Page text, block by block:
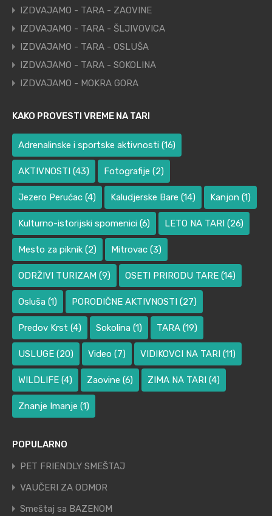
IZDVAJAMO - TARA - ZAOVINE
IZDVAJAMO - TARA - ŠLJIVOVICA
IZDVAJAMO - TARA - OSLUŠA
IZDVAJAMO - TARA - SOKOLINA
IZDVAJAMO - MOKRA GORA
KAKO PROVESTI VREME NA TARI
Adrenalinske i sportske aktivnosti (16)
AKTIVNOSTI (43) Fotografije (2)
Jezero Perućac (4) Kaludjerske Bare (14) Kanjon (1)
Kulturno-istorijski spomenici (6) LETO NA TARI (26)
Mesto za piknik (2) Mitrovac (3)
ODRŽIVI TURIZAM (9) OSETI PRIRODU TARE (14)
Osluša (1) PORODIČNE AKTIVNOSTI (27)
Predov Krst (4) Sokolina (1) TARA (19)
USLUGE (20) Video (7) VIDIKOVCI NA TARI (11)
WILDLIFE (4) Zaovine (6) ZIMA NA TARI (4)
Znanje Imanje (1)
POPULARNO
PET FRIENDLY SMEŠTAJ
VAUČERI ZA ODMOR
Smeštaj sa BAZENOM